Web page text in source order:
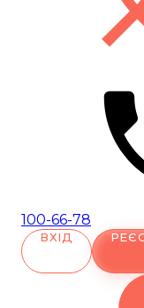
100-66-78
ВХІД